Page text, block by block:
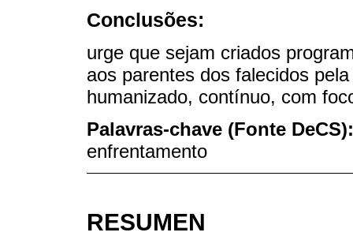
Conclusões:
urge que sejam criados
aos parentes dos falecidos
humanizado, contínuo, com
Palavras-chave (Fonte
enfrentamento
RESUMEN